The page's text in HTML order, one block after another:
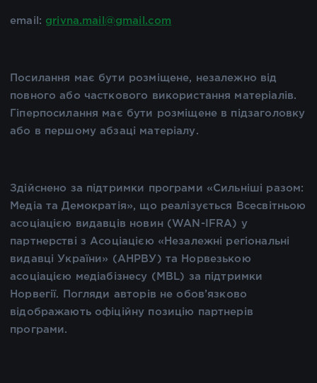
email: grivna.mail@gmail.com
Посилання має бути розміщене, незалежно від
повного або часткового використання матеріалів.
Гіперпосилання має бути розміщене в підзаголовку
або в першому абзаці матеріалу.
Здійснено за підтримки програми «Сильніші разом:
Медіа та Демократія», що реалізується Всесвітньою
асоціацією видавців новин (WAN-IFRA) у
партнерстві з Асоціацією «Незалежні регіональні
видавці України» (АНРВУ) та Норвезькою
асоціацією медіабізнесу (MBL) за підтримки
Норвегії. Погляди авторів не обов’язково
відображають офіційну позицію партнерів
програми.